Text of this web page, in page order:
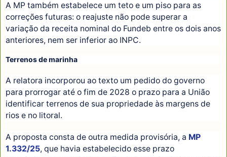
A MP também estabelece um teto e um piso para as
correções futuras: o reajuste não pode superar a
variação da receita nominal do Fundeb entre os dois anos
anteriores, nem ser inferior ao INPC.
Terrenos de marinha
A relatora incorporou ao texto um pedido do governo
para prorrogar até o fim de 2028 o prazo para a União
identificar terrenos de sua propriedade às margens de
rios e no litoral.
A proposta consta de outra medida provisória, a MP
1.332/25, que havia estabelecido esse prazo